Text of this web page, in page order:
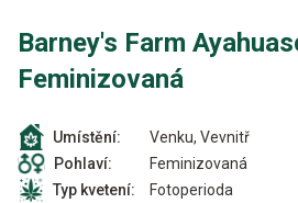
Barney's Farm
Feminizovaná
Umístění:
Venku, Vevnitř
Pohlaví:
Feminizovaná
Typ kvetení:
Fotoperioda